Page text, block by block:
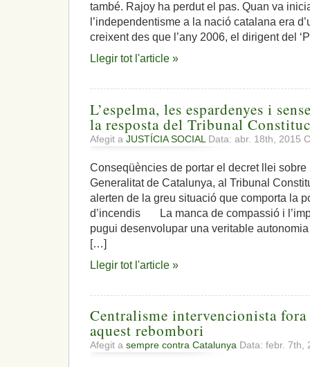
també. Rajoy ha perdut el pas. Quan va
l’independentisme a la nació catalana era
creixent des que l’any 2006, el dirigent del
Llegir tot l'article »
L’espelma, les espardenyes i
la resposta del Tribunal
Afegit a JUSTÍCIA SOCIAL Data: abr. 18th, 2015
Conseqüències de portar el decret llei
Generalitat de Catalunya, al Tribunal
alerten de la greu situació que comporta la
d’incendis La manca de compassió i
pugui desenvolupar una veritable
[…]
Llegir tot l'article »
Centralisme intervencionista
aquest rebombori
Afegit a sempre contra Catalunya Data: febr. 7th,